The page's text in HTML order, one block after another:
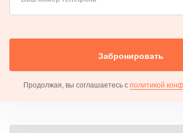
Забронировать
Продолжая, вы соглашаетесь с политикой